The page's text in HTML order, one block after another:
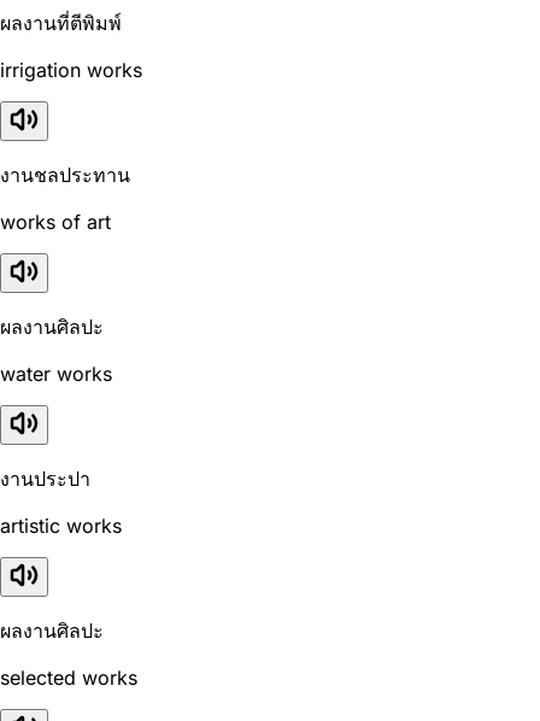
ผลงานที่ตีพิมพ์
irrigation works
งานชลประทาน
works of art
ผลงานศิลปะ
water works
งานประปา
artistic works
ผลงานศิลปะ
selected works